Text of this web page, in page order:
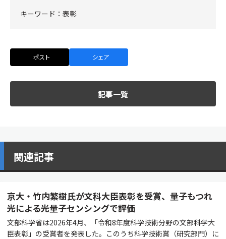
キーワード： 表彰
ポスト シェア
記事一覧
関連記事
京大・竹内繁樹氏が文科大臣表彰を受賞、量子もつれ
光による光量子センシングで評価
文部科学省は2026年4月、「令和8年度科学技術分野の文部科学大
臣表彰」の受賞者を発表した。このうち科学技術賞（研究部門）に